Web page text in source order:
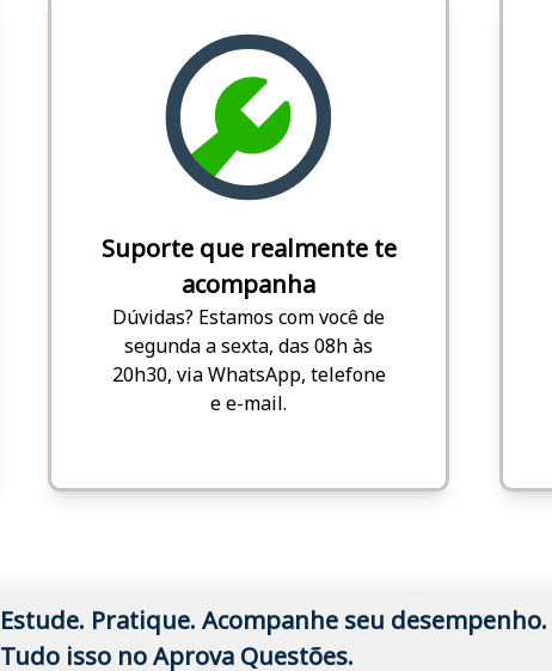
Suporte que realmente te
acompanha
Dúvidas? Estamos com você de
segunda a sexta, das 08h às
20h30, via WhatsApp, telefone
e e-mail.
Estude. Pratique. Acompanhe seu desempenho.
Tudo isso no Aprova Questões.